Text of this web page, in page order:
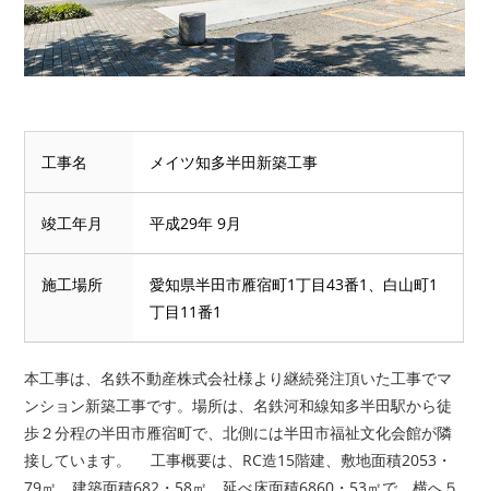
工事名 メイツ知多半田新築工事
竣工年月 平成29年 9月
施工場所
愛知県半田市雁宿町1丁目43番1、白山町1
丁目11番1
本工事は、名鉄不動産株式会社様より継続発注頂いた工事でマ
ンション新築工事です。場所は、名鉄河和線知多半田駅から徒
歩２分程の半田市雁宿町で、北側には半田市福祉文化会館が隣
接しています。 工事概要は、RC造15階建、敷地面積2053・
79㎡、建築面積682・58㎡、延べ床面積6860・53㎡で、横へ５